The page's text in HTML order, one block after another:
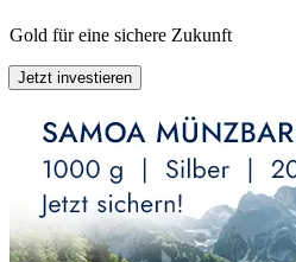
Gold für eine sichere Zukunft
Jetzt investieren